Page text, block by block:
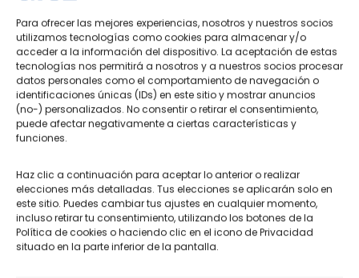
Para ofrecer las mejores experiencias, nosotros y nuestros socios
utilizamos tecnologías como cookies para almacenar y/o
acceder a la información del dispositivo. La aceptación de estas
tecnologías nos permitirá a nosotros y a nuestros socios procesar
datos personales como el comportamiento de navegación o
identificaciones únicas (IDs) en este sitio y mostrar anuncios
(no-) personalizados. No consentir o retirar el consentimiento,
puede afectar negativamente a ciertas características y
funciones.
Haz clic a continuación para aceptar lo anterior o realizar
elecciones más detalladas. Tus elecciones se aplicarán solo en
este sitio. Puedes cambiar tus ajustes en cualquier momento,
incluso retirar tu consentimiento, utilizando los botones de la
Política de cookies o haciendo clic en el icono de Privacidad
situado en la parte inferior de la pantalla.